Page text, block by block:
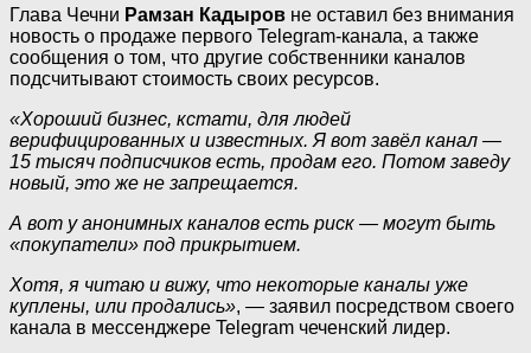
Глава Чечни Рамзан Кадыров не оставил без внимания
новость о продаже первого Telegram-канала, а также
сообщения о том, что другие собственники каналов
подсчитывают стоимость своих ресурсов.
«Хороший бизнес, кстати, для людей
верифицированных и известных. Я вот завёл канал —
15 тысяч подписчиков есть, продам его. Потом заведу
новый, это же не запрещается.
А вот у анонимных каналов есть риск — могут быть
«покупатели» под прикрытием.
Хотя, я читаю и вижу, что некоторые каналы уже
куплены, или продались», — заявил посредством своего
канала в мессенджере Telegram чеченский лидер.